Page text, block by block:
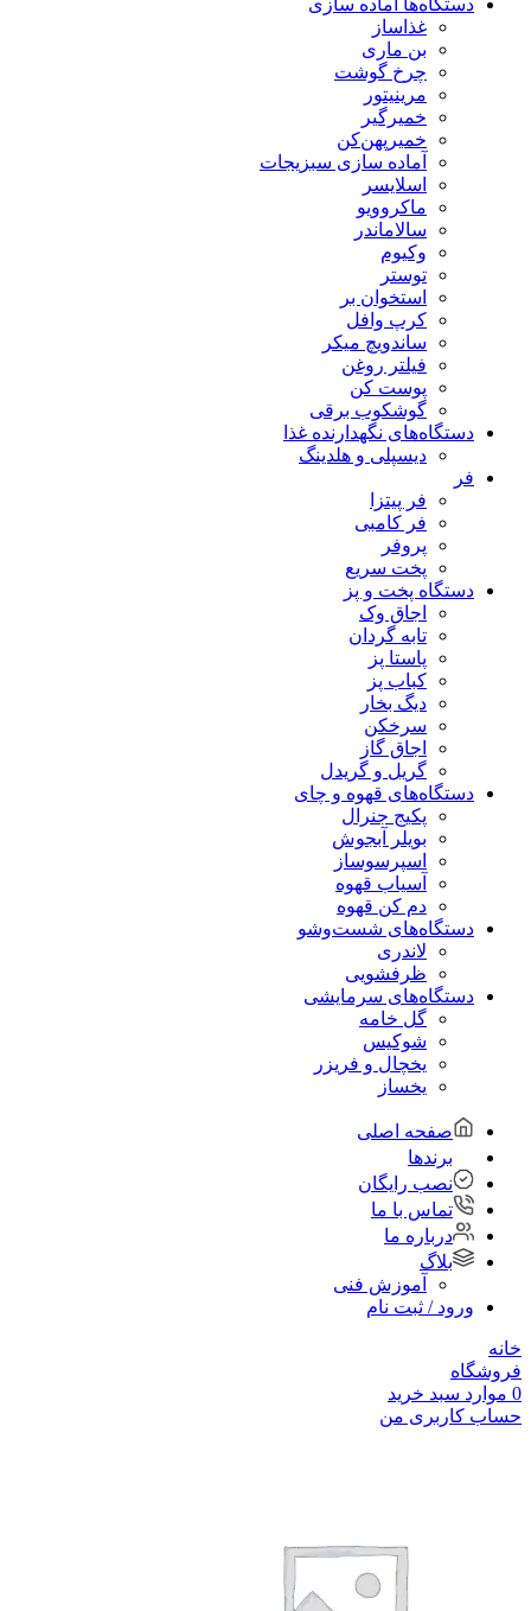
غذاساز
بن ماری
چرخ گوشت
مرینیتور
خمیرگیر
خمیر‌پهن‌کن
آماده سازی سبزیجات
اسلایسر
ماکروویو
سالاماندر
وکیوم
توستر
استخوان بر
کرپ وافل
ساندویچ میکر
فیلتر روغن
پوست کن
گوشکوب برقی
دستگاه‌های نگهدارنده غذا
دیسپلی و هلدینگ
فر
فر پیتزا
فر کامبی
پروفر
پخت سریع
دستگاه‌ پخت و پز
اجاق وک
تابه گردان
پاستا پز
کباب پز
دیگ بخار
سرخکن
اجاق گاز
گریل و گریدل
دستگاه‌های قهوه و چای
پکیج جنرال
بویلر آبجوش
اسپرسوساز
آسیاب قهوه
دم کن قهوه
دستگاه‌های شست‌و‌شو
لاندری
ظرفشویی
دستگاه‌های سرمایشی
گل خامه
شوکیس
یخچال و فریزر
یخساز
صفحه اصلی
برندها
نصب رایگان
تماس با ما
درباره ما
بلاگ
آموزش فنی
ورود / ثبت نام
خانه
فروشگاه
0 موارد سبد خرید
حساب کاربری من